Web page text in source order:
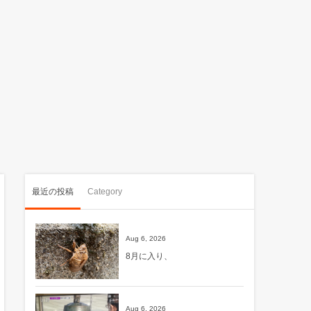
最近の投稿 Category
Aug 6, 2026
8月に入り、
Aug 6, 2026